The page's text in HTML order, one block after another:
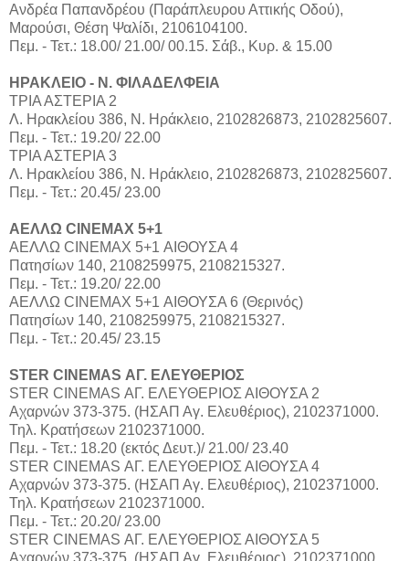
Aνδρέα Παπανδρέου (Παράπλευρου Αττικής Οδού),
Μαρούσι, Θέση Ψαλίδι, 2106104100.
Πεμ. - Τετ.: 18.00/ 21.00/ 00.15. Σάβ., Κυρ. & 15.00
ΗΡΑΚΛΕΙΟ - Ν. ΦΙΛΑΔΕΛΦΕΙΑ
ΤΡΙΑ ΑΣΤΕΡΙΑ 2
Λ. Ηρακλείου 386, Ν. Ηράκλειο, 2102826873, 2102825607.
Πεμ. - Τετ.: 19.20/ 22.00
ΤΡΙΑ ΑΣΤΕΡΙΑ 3
Λ. Ηρακλείου 386, Ν. Ηράκλειο, 2102826873, 2102825607.
Πεμ. - Τετ.: 20.45/ 23.00
ΑΕΛΛΩ CINEMAX 5+1
ΑΕΛΛΩ CINEMAX 5+1 ΑΙΘΟΥΣΑ 4
Πατησίων 140, 2108259975, 2108215327.
Πεμ. - Τετ.: 19.20/ 22.00
ΑΕΛΛΩ CINEMAX 5+1 ΑΙΘΟΥΣΑ 6 (Θερινός)
Πατησίων 140, 2108259975, 2108215327.
Πεμ. - Τετ.: 20.45/ 23.15
STER CINEMAS ΑΓ. ΕΛΕΥΘΕΡΙΟΣ
STER CINEMAS ΑΓ. ΕΛΕΥΘΕΡΙΟΣ ΑΙΘΟΥΣΑ 2
Αχαρνών 373-375. (ΗΣΑΠ Αγ. Ελευθέριος), 2102371000.
Τηλ. Κρατήσεων 2102371000.
Πεμ. - Τετ.: 18.20 (εκτός Δευτ.)/ 21.00/ 23.40
STER CINEMAS ΑΓ. ΕΛΕΥΘΕΡΙΟΣ ΑΙΘΟΥΣΑ 4
Αχαρνών 373-375. (ΗΣΑΠ Αγ. Ελευθέριος), 2102371000.
Τηλ. Κρατήσεων 2102371000.
Πεμ. - Τετ.: 20.20/ 23.00
STER CINEMAS ΑΓ. ΕΛΕΥΘΕΡΙΟΣ ΑΙΘΟΥΣΑ 5
Αχαρνών 373-375. (ΗΣΑΠ Αγ. Ελευθέριος), 2102371000.